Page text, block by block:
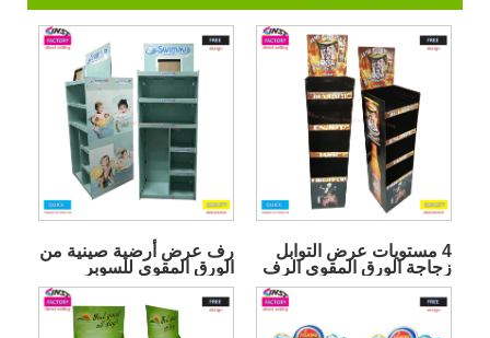
رف عرض أرضية صينية من
الورق المقوى للسوبر
ماركت
4 مستويات عرض التوابل
زجاجة الورق المقوى الرف